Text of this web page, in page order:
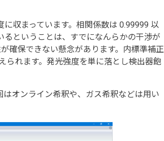
収まっています。相関係数は 0.99999 以
るということは、すでになんらかの干渉が
確保できない懸念があります。内標準補正
られます。発光強度を単に落とし検出器飽
オンライン希釈や、ガス希釈などは用い